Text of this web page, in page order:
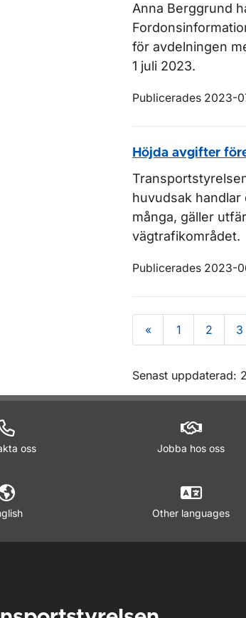
Anna Berggrund
för avdelningen
1 juli 2023.
Publicerades 2023-
Höjda avgifter
huvudsak
många, gäller
vägtrafikområdet.
Publicerades 2023-
« 1 2 3
Om sidan
Senast uppdaterad:
oss Jobba hos oss
Other languages